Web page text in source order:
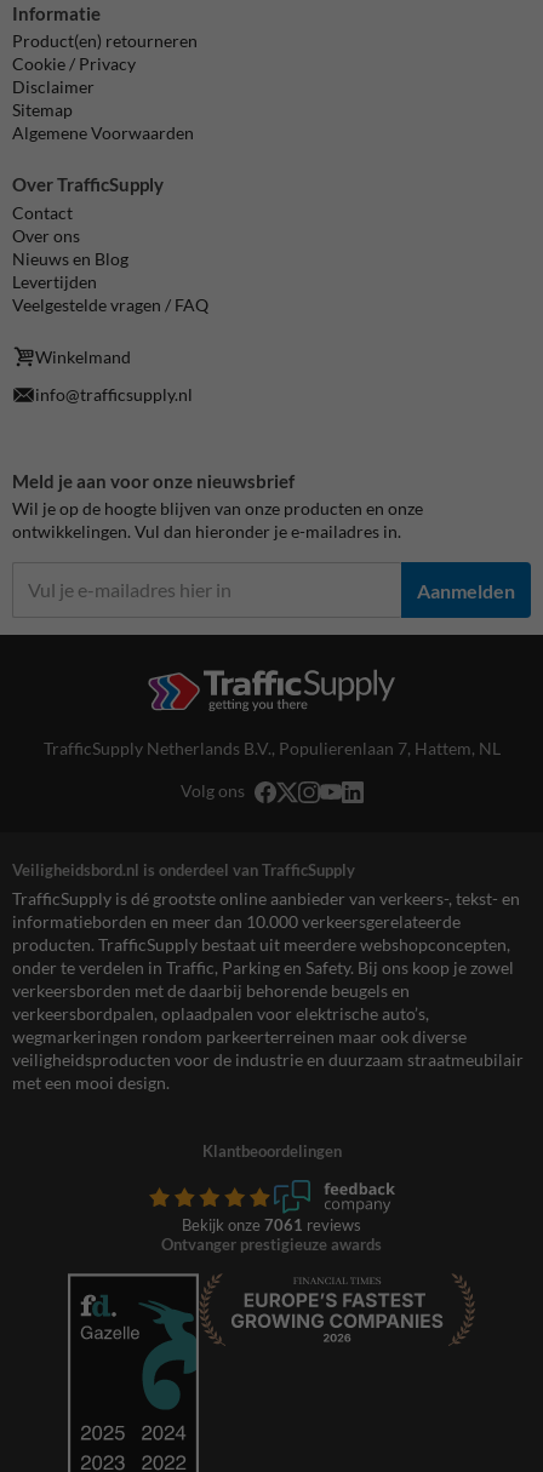
Informatie
Product(en) retourneren
Cookie / Privacy
Disclaimer
Sitemap
Algemene Voorwaarden
Over TrafficSupply
Contact
Over ons
Nieuws en Blog
Levertijden
Veelgestelde vragen / FAQ
Winkelmand
info@trafficsupply.nl
Meld je aan voor onze nieuwsbrief
Wil je op de hoogte blijven van onze producten en onze
ontwikkelingen. Vul dan hieronder je e-mailadres in.
Aanmelden
TrafficSupply Netherlands B.V., Populierenlaan 7, Hattem, NL
Volg ons
Veiligheidsbord.nl is onderdeel van TrafficSupply
TrafficSupply is dé grootste online aanbieder van verkeers-, tekst- en
informatieborden en meer dan 10.000 verkeersgerelateerde
producten. TrafficSupply bestaat uit meerdere webshopconcepten,
onder te verdelen in Traffic, Parking en Safety. Bij ons koop je zowel
verkeersborden met de daarbij behorende beugels en
verkeersbordpalen, oplaadpalen voor elektrische auto’s,
wegmarkeringen rondom parkeerterreinen maar ook diverse
veiligheidsproducten voor de industrie en duurzaam straatmeubilair
met een mooi design.
Klantbeoordelingen
Bekijk onze 7061 reviews
Ontvanger prestigieuze awards